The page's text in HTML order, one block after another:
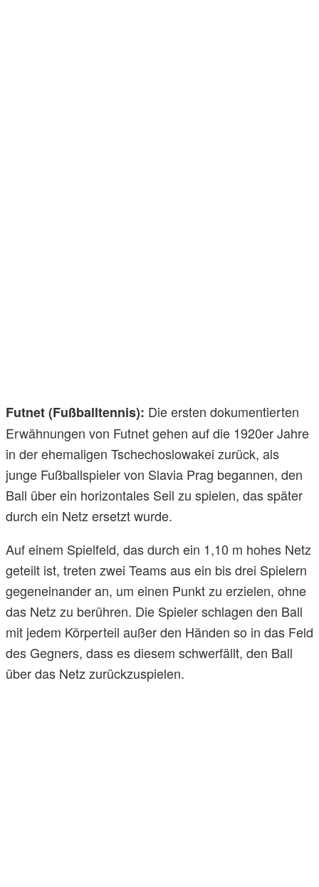
Futnet (Fußballtennis): Die ersten dokumentierten
Erwähnungen von Futnet gehen auf die 1920er Jahre
in der ehemaligen Tschechoslowakei zurück, als
junge Fußballspieler von Slavia Prag begannen, den
Ball über ein horizontales Seil zu spielen, das später
durch ein Netz ersetzt wurde.
Auf einem Spielfeld, das durch ein 1,10 m hohes Netz
geteilt ist, treten zwei Teams aus ein bis drei Spielern
gegeneinander an, um einen Punkt zu erzielen, ohne
das Netz zu berühren. Die Spieler schlagen den Ball
mit jedem Körperteil außer den Händen so in das Feld
des Gegners, dass es diesem schwerfällt, den Ball
über das Netz zurückzuspielen.